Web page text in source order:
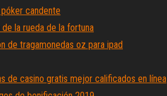
candente
la rueda de la fortuna
de tragamonedas oz para ipad
de casino gratis mejor calificados en línea